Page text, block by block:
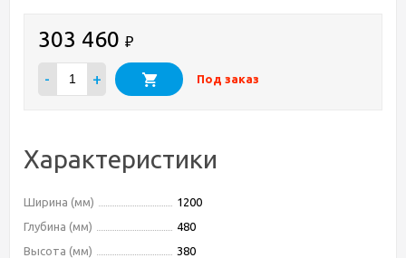
303 460 ₽
- + Под заказ
Характеристики
Ширина (мм)
1200
Глубина (мм)
480
Высота (мм)
380